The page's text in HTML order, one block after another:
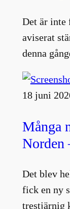
Det är inte
aviserat
denna
18 juni
Många
Norden
Det blev
fick en ny
trestjärnig